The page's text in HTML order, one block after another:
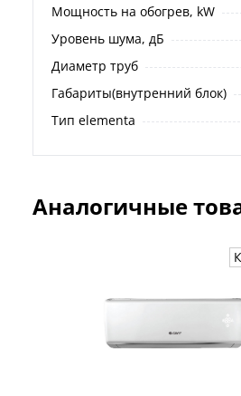
Мощность на обогрев, kW
Уровень шума, дБ
Диаметр труб
Габариты(внутренний блок)
Тип elementa
Аналогичные